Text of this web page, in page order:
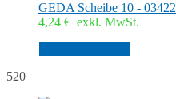
GEDA Scheibe 10 - 03422
4,24 € exkl. MwSt.
520